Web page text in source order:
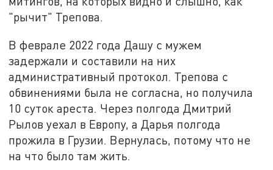
"рычит" Трепова.
В феврале 2022 года Дашу с мужем
задержали и составили на них
административный протокол. Трепова с
обвинениями была не согласна, но получила
10 суток ареста. Через полгода Дмитрий
Рылов уехал в Европу, а Дарья полгода
прожила в Грузии. Вернулась, потому что не
на что было там жить.